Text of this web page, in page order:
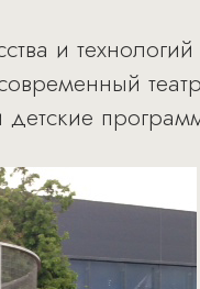
и
детские